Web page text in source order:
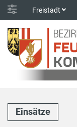
Freistadt
Einsätze